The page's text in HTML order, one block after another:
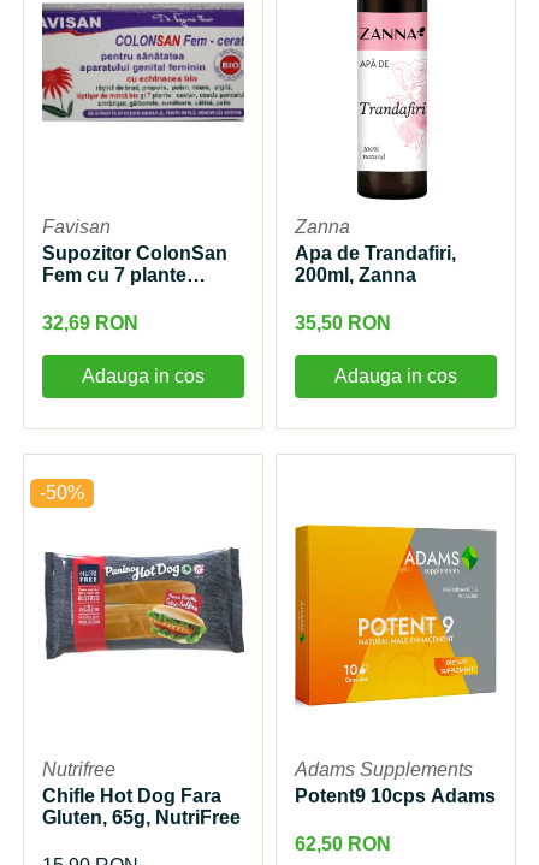
Favisan
Supozitor ColonSan
Fem cu 7 plante
32,69 RON
Adauga in cos
Zanna
Apa de Trandafiri,
200ml, Zanna
35,50 RON
Adauga in cos
-50%
Nutrifree
Chifle Hot Dog Fara
Gluten, 65g, NutriFree
Adams Supplements
Potent9 10cps Adams
62,50 RON